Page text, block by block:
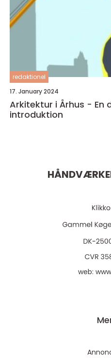
redaktionel
17. January 2024
Arkitektur i Århus - En
introduktion
web: